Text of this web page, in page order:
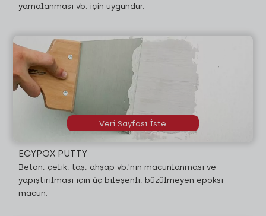
yamalanması vb. için uygundur.
EGYPOX PUTTY
Beton, çelik, taş, ahşap vb.'nin macunlanması ve
yapıştırılması için üç bileşenli, büzülmeyen epoksi
macun.
Veri Sayfası İste